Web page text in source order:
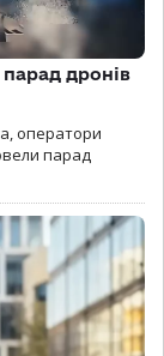
дронів
оператори
парад